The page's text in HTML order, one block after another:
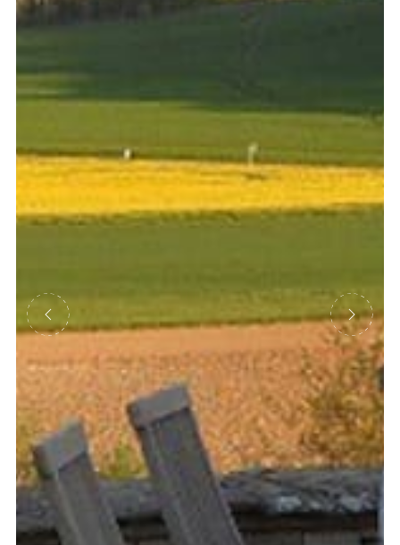
Précédent Suivant